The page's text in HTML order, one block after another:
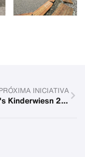
INICIATIVA
Regine's Kinderwiesn 2025